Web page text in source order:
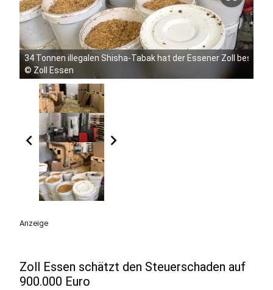
34 Tonnen illegalen Shisha-Tabak hat der Essener Zoll
© Zoll Essen
chevron_left chevron_right
Anzeige
Zoll Essen schätzt den Steuerschaden auf
900.000 Euro